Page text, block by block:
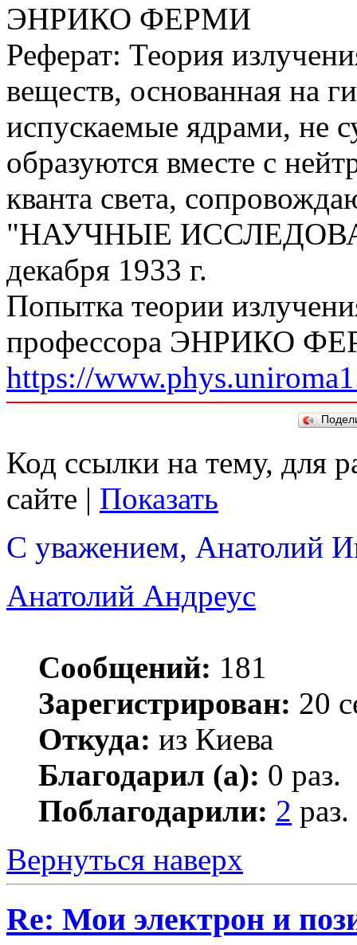
ЭНРИКО ФЕРМИ
Реферат: Теория
веществ, основанная на
испускаемые ядрами, не
образуются вместе с
кванта света,
"НАУЧНЫЕ
декабря 1933 г.
Попытка теории
профессора ЭНРИКО
https://
Код ссылки на тему, для
сайте | Показать
С уважением, Анатолий
Анатолий Андреус
Сообщений: 181
Зарегистрирован: 20
Откуда: из Киева
Благодарил (а): 0 раз.
Поблагодарили: 2 раз.
Вернуться наверх
Re: Мои электрон и